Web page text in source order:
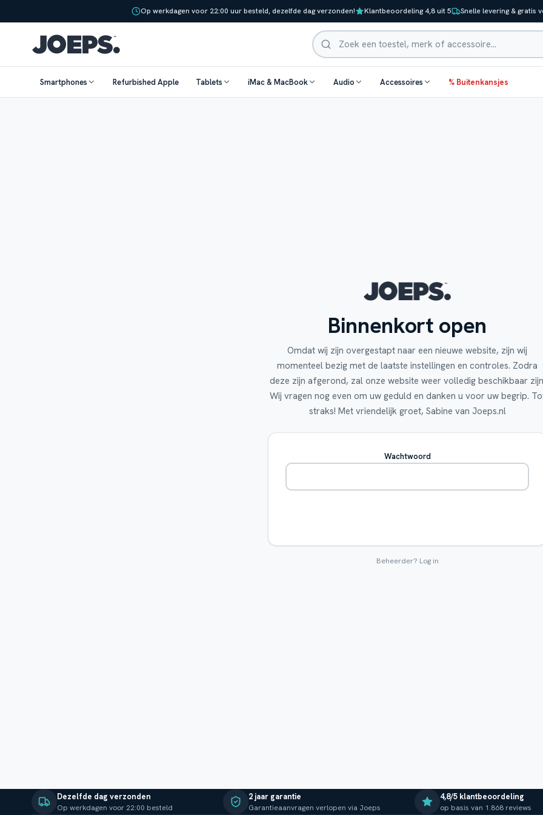
Op werkdagen voor 22:00 uur besteld, dezelfde dag verzonden! Klantbeoordeling 4,8 uit 5 Snelle levering & gratis
Zoeken
Smartphones Refurbished Apple Tablets iMac & MacBook Audio Accessoires % Buitenkansjes
Binnenkort open
Omdat wij zijn overgestapt naar een nieuwe website, zijn wij
momenteel bezig met de laatste instellingen en controles. Zodra
deze zijn afgerond, zal onze website weer volledig beschikbaar
Wij vragen nog even om uw geduld en danken u voor uw begrip.
straks! Met vriendelijk groet, Sabine van Joeps.nl
Wachtwoord
Beheerder? Log in
Dezelfde dag verzonden
Op werkdagen voor 22:00 besteld
2 jaar garantie
Garantieaanvragen verlopen via Joeps
4,8/5 klantbeoordeling
op basis van 1.868 reviews